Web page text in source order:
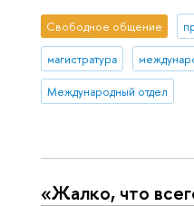
Свободное общение
магистратура
Международный отдел
«Жалко, что